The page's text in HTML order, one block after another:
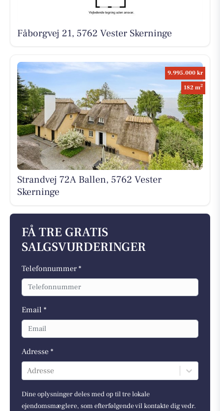
Fåborgvej 21, 5762 Vester Skerninge
9.995.000 kr
182 m2
Strandvej 72A Ballen, 5762 Vester
Skerninge
FÅ TRE GRATIS
SALGSVURDERINGER
Telefonnummer *
Email *
Adresse *
Adresse
Dine oplysninger deles med op til tre lokale
ejendomsmæglere, som efterfølgende vil kontakte dig vedr.